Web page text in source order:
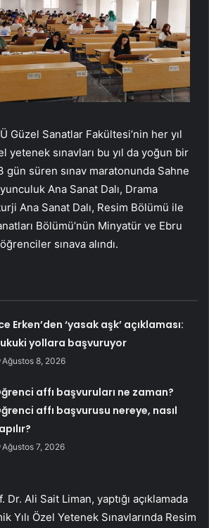
Güzel Sanatlar Fakültesi’nin her yıl
sınavları bu yıl da yoğun bir
gün süren sınav maratonunda Sahne
Ana Sanat Dalı, Drama
Ana Sanat Dalı, Resim Bölümü ile
Bölümü’nün Minyatür ve Ebru
sınava alındı.
Erken’den ‘yasak aşk’ açıklaması:
yollara başvuruyor
Ağustos 8, 2026
affı başvuruları ne zaman?
affı başvurusu nereye, nasıl
Ağustos 7, 2026
Dr. Ali Sait Liman, yaptığı açıklamada
Yılı Özel Yetenek Sınavlarında Resim